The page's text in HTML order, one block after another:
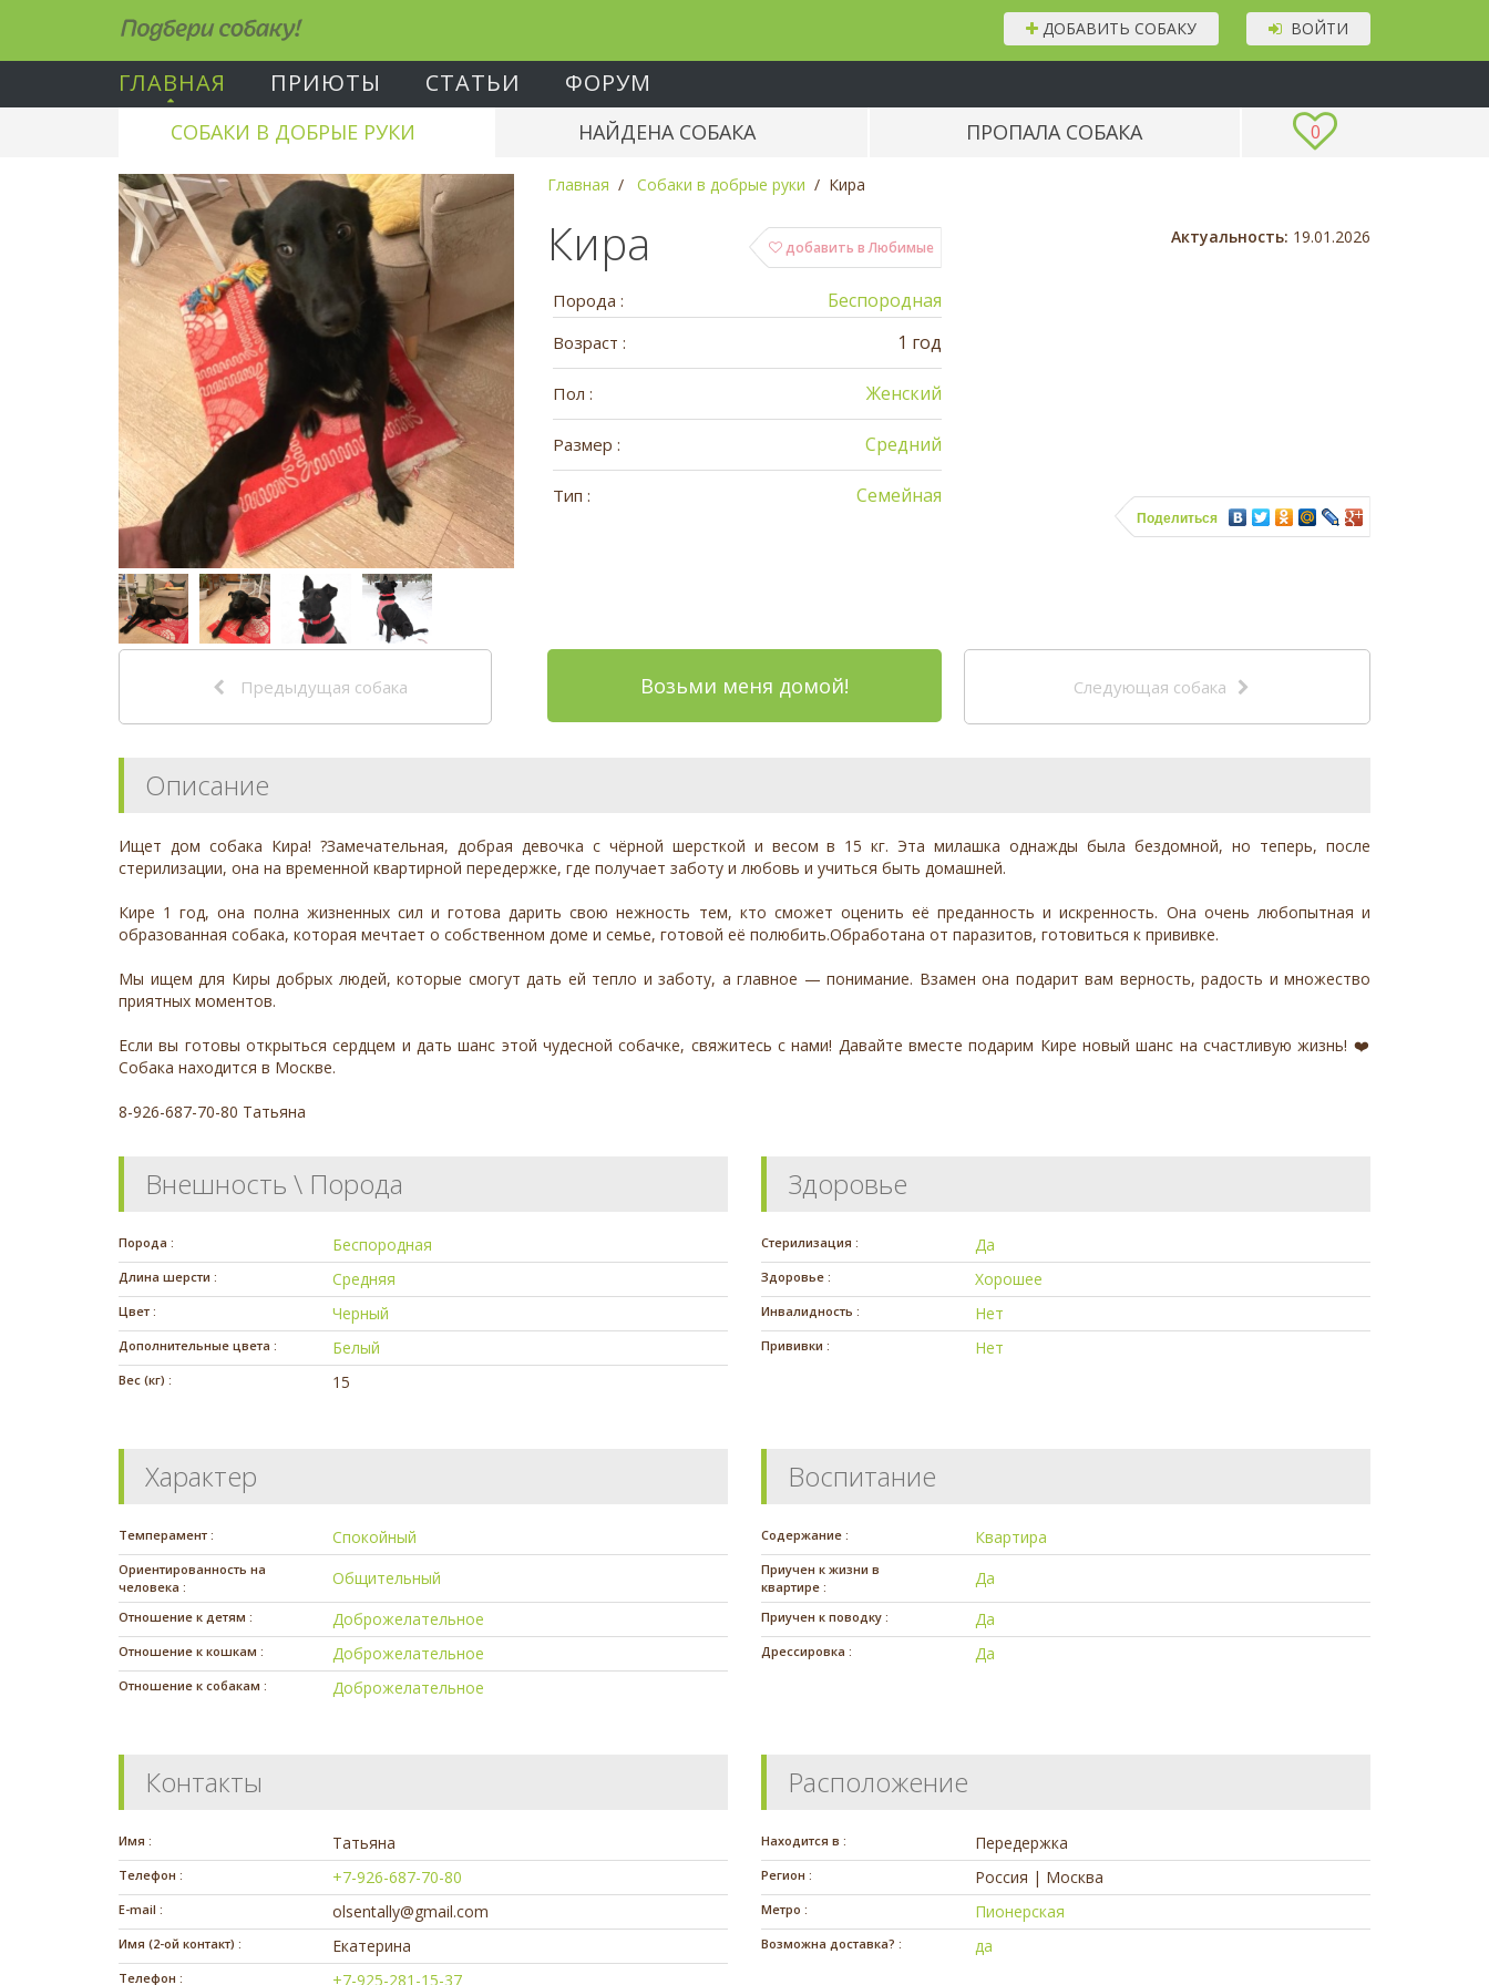
Подбери собаку! ВОЙТИ
ДОБАВИТЬ СОБАКУ
ГЛАВНАЯ ПРИЮТЫ СТАТЬИ ФОРУМ
0
СОБАКИ В ДОБРЫЕ РУКИ НАЙДЕНА СОБАКА ПРОПАЛА СОБАКА
Главная Собаки в добрые руки Кира
добавить в Любимые
Кира
Порода : Беспородная
Возраст : 1 год
Пол : Женский
Размер : Средний
Тип : Семейная
Актуальность: 19.01.2026
Поделиться
Предыдущая собака Возьми меня домой! Следующая собака
Описание
Ищет дом собака Кира! ?Замечательная, добрая девочка с чёрной шерсткой и весом в 15 кг. Эта милашка однажды была бездомной, но теперь, после
стерилизации, она на временной квартирной передержке, где получает заботу и любовь и учиться быть домашней.
Кире 1 год, она полна жизненных сил и готова дарить свою нежность тем, кто сможет оценить её преданность и искренность. Она очень любопытная и
образованная собака, которая мечтает о собственном доме и семье, готовой её полюбить.Обработана от паразитов, готовиться к прививке.
Мы ищем для Киры добрых людей, которые смогут дать ей тепло и заботу, а главное — понимание. Взамен она подарит вам верность, радость и множество
приятных моментов.
Если вы готовы открыться сердцем и дать шанс этой чудесной собачке, свяжитесь с нами! Давайте вместе подарим Кире новый шанс на счастливую жизнь! ❤️
Собака находится в Москве.
8-926-687-70-80 Татьяна
Внешность \ Порода
Порода : Беспородная
Длина шерсти : Средняя
Цвет : Черный
Дополнительные цвета : Белый
Вес (кг) : 15
Здоровье
Стерилизация : Да
Здоровье : Хорошее
Инвалидность : Нет
Прививки : Нет
Характер
Темперамент : Спокойный
Ориентированность на
человека :
Общительный
Отношение к детям : Доброжелательное
Отношение к кошкам : Доброжелательное
Отношение к собакам : Доброжелательное
Воспитание
Содержание : Квартира
Приучен к жизни в
квартире :
Да
Приучен к поводку : Да
Дрессировка : Да
Контакты
Имя : Татьяна
Телефон : +7-926-687-70-80
E-mail : olsentally@gmail.com
Имя (2-ой контакт) : Екатерина
Телефон : +7-925-281-15-37
Расположение
Находится в : Передержка
Регион : Россия | Москва
Метро : Пионерская
Возможна доставка? : да